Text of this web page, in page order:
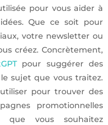
pour vous aider à
Que ce soit pour
votre newsletter ou
créez. Concrètement,
pour suggérer des
sujet que vous traitez.
pour trouver des
promotionnelles
vous souhaitez